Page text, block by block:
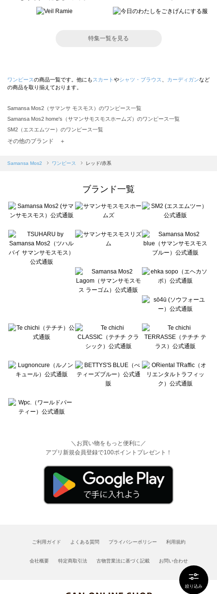
絞り込み
特集一覧を見る
ワンピースの商品一覧です。他にも スカート やシャツ・ブラウス カーディガンなど
の商品を取り揃えております。
Samansa Mos2（サマンサ モスモス）のワンピース一覧
Samansa Mos2 home's（サマンサモスモスホームズ）のワンピース一覧
SM2（エスエムツー）のワンピース一覧
TSUHARU by Samansa Mos2（ツハルバイサマンサモスモス）のワンピース一覧
Samansa Mos2 blue（サマンサモスモス ブルー）のワンピース一覧
sō4ū（ソウフォーユー）のワンピース一覧
Te chichi（テチチ）のワンピース一覧
Te chichi CLASSIC（テチチ クラシック）のワンピース一覧
Lugnoncure（ルノンキュール）のワンピース一覧
BETTY'S BLUE（べティーズブルー）のワンピース一覧
Wpc.（ワールドパーティー）のワンピース一覧
その他のブランド ＋
Samansa Mos2 ワンピース レッド/赤系
ブランド一覧
＼お買い物をもっと便利に／
アプリ新規会員登録で100ポイントプレゼント！
ご利用ガイド よくある質問 プライバシーポリシー 利用規約
会社概要 特定商取引法 古物営業法に基づく記載 お問い合わせ